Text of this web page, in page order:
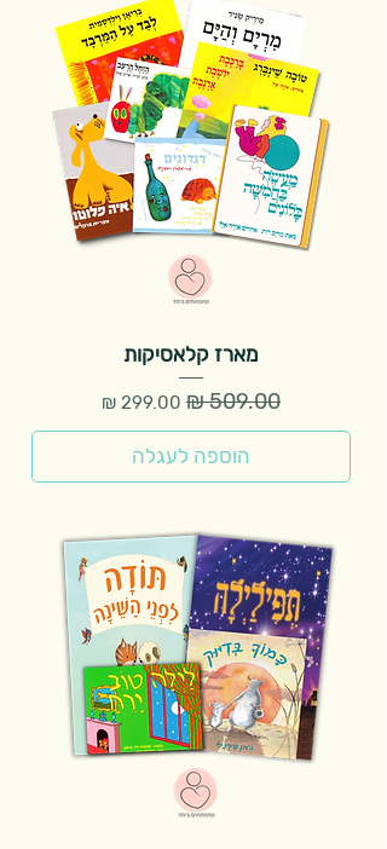
מארז קלאסיקות
מחיר רגיל מחיר מבצע
הוספה לעגלה